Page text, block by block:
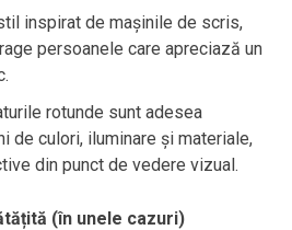
inspirat de mașinile de scris,
persoanele care apreciază un
rotunde sunt adesea
de culori, iluminare și materiale,
din punct de vedere vizual.
(în unele cazuri)